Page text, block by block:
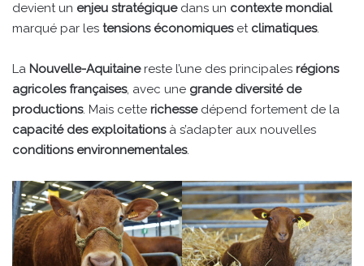
devient un enjeu stratégiquedans un contexte mondial
marqué par les tensions économiqueset climatiques.
La Nouvelle-Aquitainereste l’une des principales régions
agricoles françaises, avec une grande diversité de
productions. Mais cette richesse dépend fortement de la
capacité des exploitationsà s’adapter aux nouvelles
conditions environnementales.